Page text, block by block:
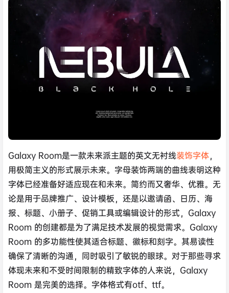
Galaxy Room是一款未来派主题的英文无衬线装饰字体，
用极简主义的形式展示未来。字母装饰两端的曲线表明这种
字体已经准备好适应现在和未来。简约而又奢华、优雅。无
论是用于品牌推广、设计模板，还是以邀请函、日历、海
报、标题、小册子、促销工具或编辑设计的形式，Galaxy
Room 的创建都是为了满足技术发展的视觉需求。Galaxy
Room 的多功能性使其适合标题、徽标和刻字。其易读性
确保了清晰的沟通，同时吸引了敏锐的眼球。对于那些寻求
体现未来和不受时间限制的精致字体的人来说，Galaxy
Room 是完美的选择。字体格式有otf、ttf。